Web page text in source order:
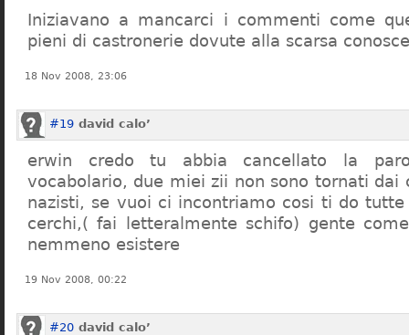
Iniziavano a mancarci i commenti come
pieni di castronerie dovute alla scarsa
18 Nov 2008, 23:06
#19 david calo’
erwin credo tu abbia cancellato la
vocabolario, due miei zii non sono tornati dai
nazisti, se vuoi ci incontriamo cosi ti do tutte
cerchi,( fai letteralmente schifo) gente
nemmeno esistere
19 Nov 2008, 00:22
#20 david calo’